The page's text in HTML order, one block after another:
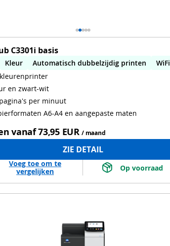
C3301i basis
Kleur Automatisch dubbelzijdig printen
WiFi
en zwart-wit
per minuut
A6-A4 en aangepaste maten
vanaf73,95 EUR / maand
ZIE DETAIL
Voeg toe om te
vergelijken
Op voorraad